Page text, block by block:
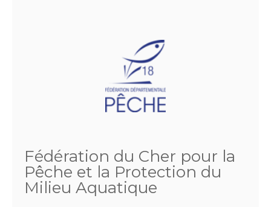
Fédération du Cher pour la
Pêche et la Protection du
Milieu Aquatique